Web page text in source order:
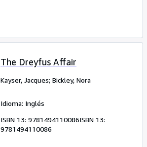
The Dreyfus Affair
Kayser, Jacques; Bickley, Nora
Idioma: Inglés
ISBN 13: 9781494110086ISBN 13:
9781494110086